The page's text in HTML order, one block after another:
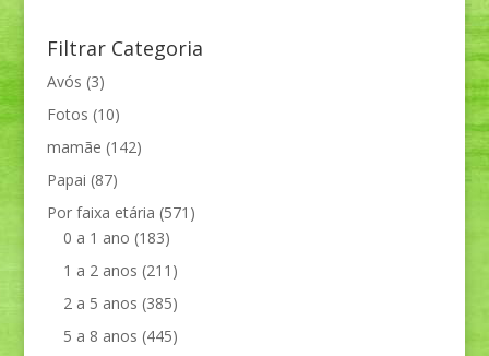
Filtrar Categoria
Avós (3)
Fotos (10)
mamãe (142)
Papai (87)
Por faixa etária (571)
0 a 1 ano (183)
1 a 2 anos (211)
2 a 5 anos (385)
5 a 8 anos (445)